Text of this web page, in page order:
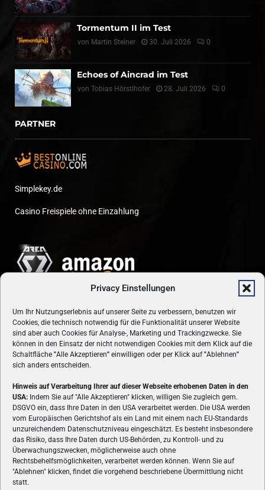
Privacy Einstellungen
Um Ihr Nutzungserlebnis auf unserer Seite zu verbessern, benutzen wir
Cookies, die technisch notwendig für die Funktionalität unserer Website
sind aber auch Cookies für Analyse-, Marketing und Trackingzwecke. Sie
können in den Einsatz der nicht notwendigen Cookies mit dem Klick auf die
Schaltfläche "Alle Akzeptieren" einwilligen oder per Klick auf"Ablehnen"
sich anders entscheiden.
Hinweis auf Verarbeitung Ihrer auf dieser Webseite erhobenen Daten in den
USA: Indem Sie auf "Alle Akzeptieren" klicken, willigen Sie zugleich gem.
DSGVO ein, dass Ihre Daten in den USA verarbeitet werden. Die USA werden
vom Europäischen Gerichtshof als ein Land mit einem nach EU-Standards
unzureichendem Datenschutzniveau eingeschätzt. Es besteht insbesondere
das Risiko, dass Ihre Daten durch US-Behörden, zu Kontroll- und zu
Überwachungszwecken, möglicherweise auch ohne
Rechtsbehelfsmöglichkeiten, verarbeitet werden können. Wenn Sie auf
"Ablehnen" klicken, findet die vorgehend beschriebene Übermittlung nicht
statt.
Tormentum II im Test
von Martin Steiner 30. Juli 2026 0
Echoes of Aincrad im Test
von Tobias Hörstlhofer 28. Juli 2026 0
PARTNER
Simplekey.de
Casino Freispiele ohne Einzahlung
ÜBER UNS
VON GAMERN, FÜR GAMER! Gamers.at ist das älteste Online-
Spielemagazin Österreichs und bringt täglich aktuelle News,
Reviews und Videos zu PC- und Konsolenspielen, Gaming-
Hardware und aus der Welt des e-Sport's.